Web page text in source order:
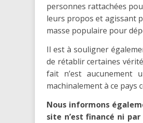
personnes rattachées
leurs propos et agissant
masse populaire pour
Il est à souligner
de rétablir certaines
fait n’est
machinalement à ce pays
Nous informons
site n’est financé ni